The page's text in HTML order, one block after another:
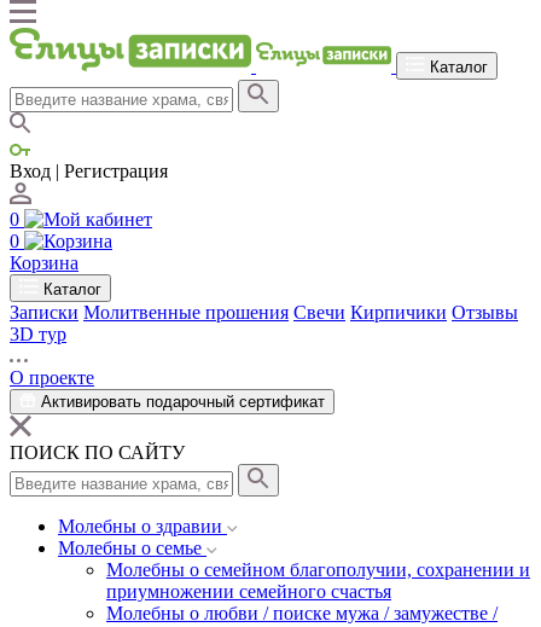
Каталог
Вход | Регистрация
0
0
Корзина
Каталог
Записки Молитвенные прошения Свечи Кирпичики Отзывы
3D тур
О проекте
Активировать подарочный сертификат
ПОИСК ПО САЙТУ
Молебны о здравии
Молебны о семье
Молебны о семейном благополучии, сохранении и
приумножении семейного счастья
Молебны о любви / поиске мужа / замужестве /